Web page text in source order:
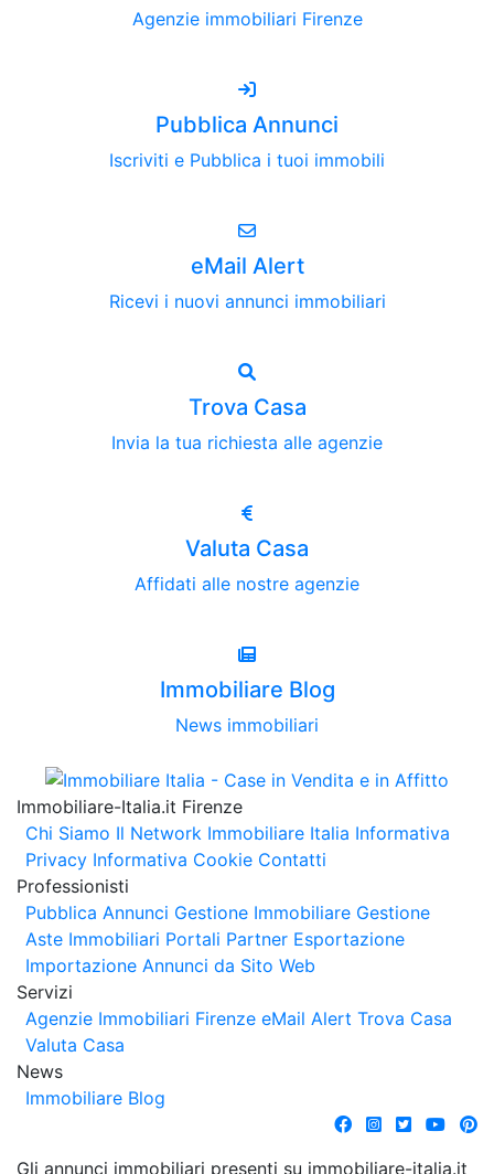
Agenzie immobiliari Firenze
Pubblica Annunci
Iscriviti e Pubblica i tuoi immobili
eMail Alert
Ricevi i nuovi annunci immobiliari
Trova Casa
Invia la tua richiesta alle agenzie
Valuta Casa
Affidati alle nostre agenzie
Immobiliare Blog
News immobiliari
Immobiliare-Italia.it Firenze
Chi Siamo Il Network Immobiliare Italia Informativa
Privacy Informativa Cookie Contatti
Professionisti
Pubblica Annunci Gestione Immobiliare Gestione
Aste Immobiliari Portali Partner Esportazione
Importazione Annunci da Sito Web
Servizi
Agenzie Immobiliari Firenze eMail Alert Trova Casa
Valuta Casa
News
Immobiliare Blog
Gli annunci immobiliari presenti su immobiliare-italia.it